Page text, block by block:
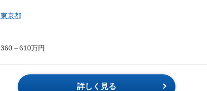
東京都
360～610万円
詳しく見る